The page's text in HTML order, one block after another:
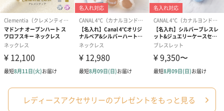
シーズンブーケ（ひま
わり）（1,880円）
ブーケ（ホワイトグリ
ーン）（1,650円）
ブーケ（ピン
（1,650円）
レディースアクセサリーのプレゼントをもっと見る